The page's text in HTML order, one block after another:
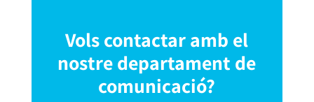
Vols contactar amb el
nostre departament de
comunicació?